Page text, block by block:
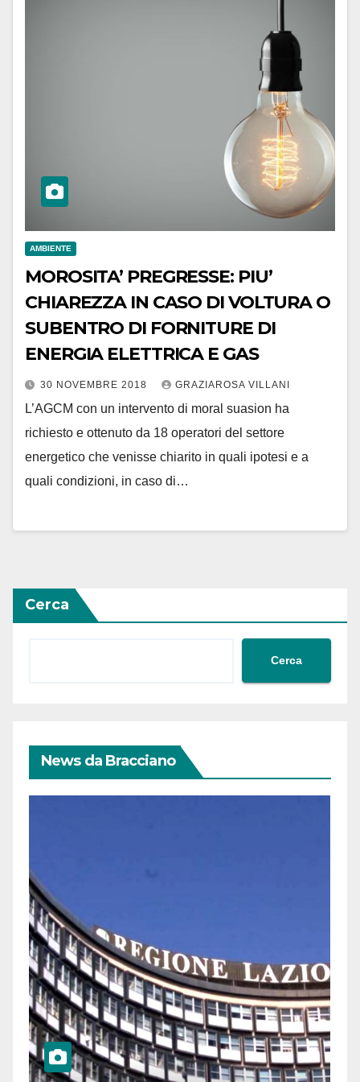
AMBIENTE
MOROSITA’ PREGRESSE: PIU’
CHIAREZZA IN CASO DI VOLTURA O
SUBENTRO DI FORNITURE DI
ENERGIA ELETTRICA E GAS
30 NOVEMBRE 2018 GRAZIAROSA VILLANI
L’AGCM con un intervento di moral suasion ha
richiesto e ottenuto da 18 operatori del settore
energetico che venisse chiarito in quali ipotesi e a
quali condizioni, in caso di…
Cerca
Cerca
News da Bracciano